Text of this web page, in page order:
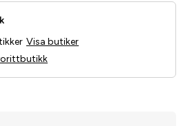
Visa butiker